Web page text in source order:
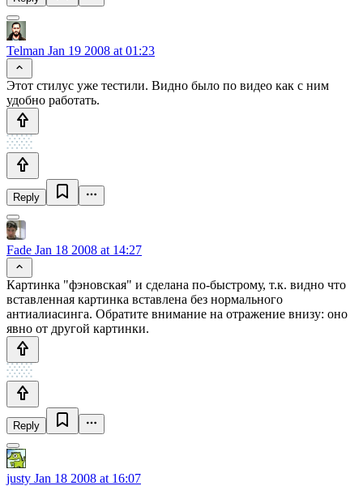
Telman Jan 19 2008 at 01:23
Этот стилус уже тестили. Видно было по видео как с ним
удобно работать.
Reply
Fade Jan 18 2008 at 14:27
Картинка "фэновская" и сделана по-быстрому, т.к. видно что
вставленная картинка вставлена без нормального
антиалиасинга. Обратите внимание на отражение внизу: оно
явно от другой картинки.
Reply
justy Jan 18 2008 at 16:07